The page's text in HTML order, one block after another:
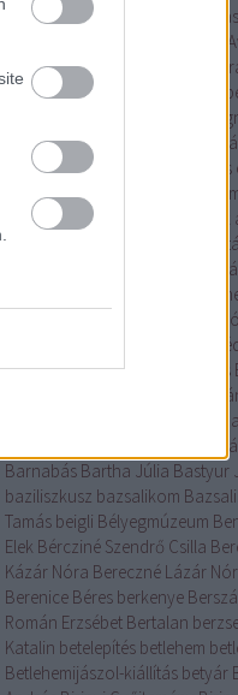
Árpád ház
Assisi Szent Ferenc
áll?
Az Én Újságom az Év
VADVIRÁGAa betakarítás
a kenyér
díszítés alapformái
A
beregi hagyománya
A
Magyarországon
A Tudás
Erős gyökérzettel
skanzenek?
A Világörökség
BalázsBalázs-járás balázsolás
Bálint
Barnabás Bartha Júlia Bastyur
baziliszkusz bazsalikom
Tamás beigli Bélyegmúzeum
Elek Bércziné Szendrő Csilla
Kázár Nóra Bereczné Lázár
Berenice Béres berkenye
Román Erzsébet Bertalan
Katalin betelepítés betlehem
Betlehemijászol-kiállítás betyár